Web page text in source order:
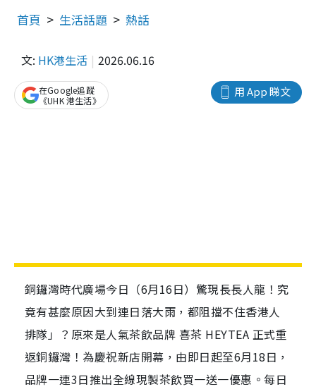
首頁 生活話題 熱話
文: HK港生活 2026.06.16
用 App 睇文
在Google追蹤
《UHK 港生活》
銅鑼灣時代廣場今日（6月16日）驚現長長人龍！究
竟有甚麼原因大到連日落大雨，都阻擋不住香港人
排隊」？原來是人氣茶飲品牌 喜茶 HEYTEA 正式重
返銅鑼灣！為慶祝新店開幕，由即日起至6月18日，
品牌一連3日推出全線現製茶飲買一送一優惠。每日